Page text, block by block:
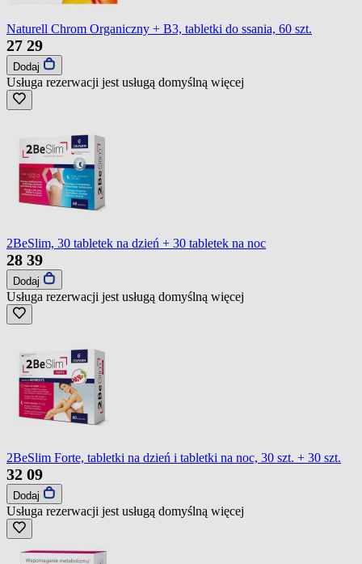
Naturell Chrom Organiczny + B3, tabletki do ssania, 60 szt.
27 29
Dodaj
Usługa rezerwacji jest usługą domyślną więcej
2BeSlim, 30 tabletek na dzień + 30 tabletek na noc
28 39
Dodaj
Usługa rezerwacji jest usługą domyślną więcej
2BeSlim Forte, tabletki na dzień i tabletki na noc, 30 szt. + 30 szt.
32 09
Dodaj
Usługa rezerwacji jest usługą domyślną więcej